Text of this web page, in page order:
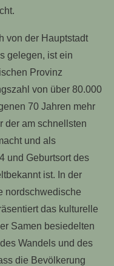
von der Hauptstadt
gelegen, ist ein
Provinz
von über 80.000
70 Jahren mehr
der am schnellsten
und als
und Geburtsort des
ist. In der
nordschwedische
das kulturelle
Samen besiedelten
Wandels und des
die Bevölkerung